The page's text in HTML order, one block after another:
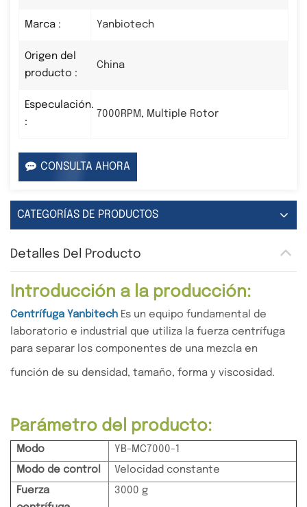
Marca : Yanbiotech
Origen del
producto :
China
Especulación.
:
7000RPM, Multiple Rotor
CONSULTA AHORA
CATEGORÍAS DE PRODUCTOS
Detalles Del Producto
Introducción a la producción:
Centrífuga Yanbitech Es un equipo fundamental de
laboratorio e industrial que utiliza la fuerza centrífuga
para separar los componentes de una mezcla en
función de su densidad, tamaño, forma y viscosidad.
Parámetro del producto:
Modo
YB-MC7000-1
Modo de control
Velocidad constante
Fuerza
3000 g